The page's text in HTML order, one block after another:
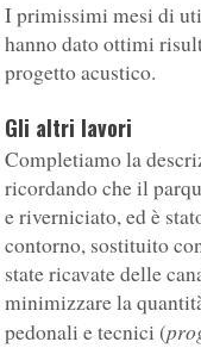
I primissimi mesi di
hanno dato ottimi
progetto acustico.
Gli altri lavori
Completiamo la
ricordando che il
e riverniciato, ed è
contorno, sostituito
state ricavate delle
minimizzare la
pedonali e tecnici (